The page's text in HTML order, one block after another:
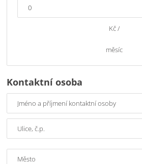
Kč /
měsíc
Kontaktní osoba